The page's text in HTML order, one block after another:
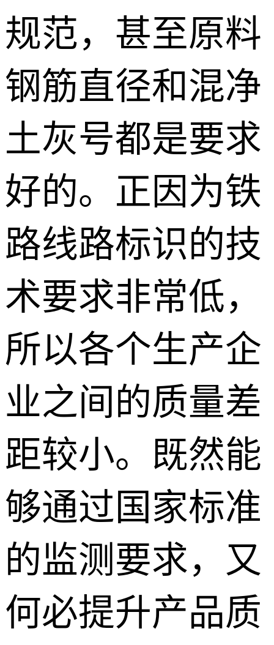
规范，甚至原料
钢筋直径和混净
土灰号都是要求
好的。正因为铁
路线路标识的技
术要求非常低，
所以各个生产企
业之间的质量差
距较小。既然能
够通过国家标准
的监测要求，又
何必提升产品质